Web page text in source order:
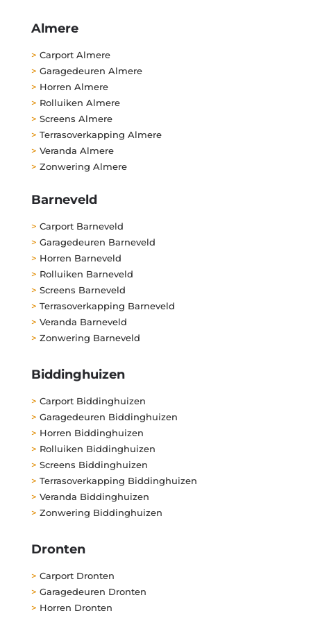
Almere
> Carport Almere
> Garagedeuren Almere
> Horren Almere
> Rolluiken Almere
> Screens Almere
> Terrasoverkapping Almere
> Veranda Almere
> Zonwering Almere
Barneveld
> Carport Barneveld
> Garagedeuren Barneveld
> Horren Barneveld
> Rolluiken Barneveld
> Screens Barneveld
> Terrasoverkapping Barneveld
> Veranda Barneveld
> Zonwering Barneveld
Biddinghuizen
> Carport Biddinghuizen
> Garagedeuren Biddinghuizen
> Horren Biddinghuizen
> Rolluiken Biddinghuizen
> Screens Biddinghuizen
> Terrasoverkapping Biddinghuizen
> Veranda Biddinghuizen
> Zonwering Biddinghuizen
Dronten
> Carport Dronten
> Garagedeuren Dronten
> Horren Dronten